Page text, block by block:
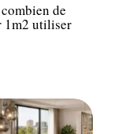
de
1m2 utiliser